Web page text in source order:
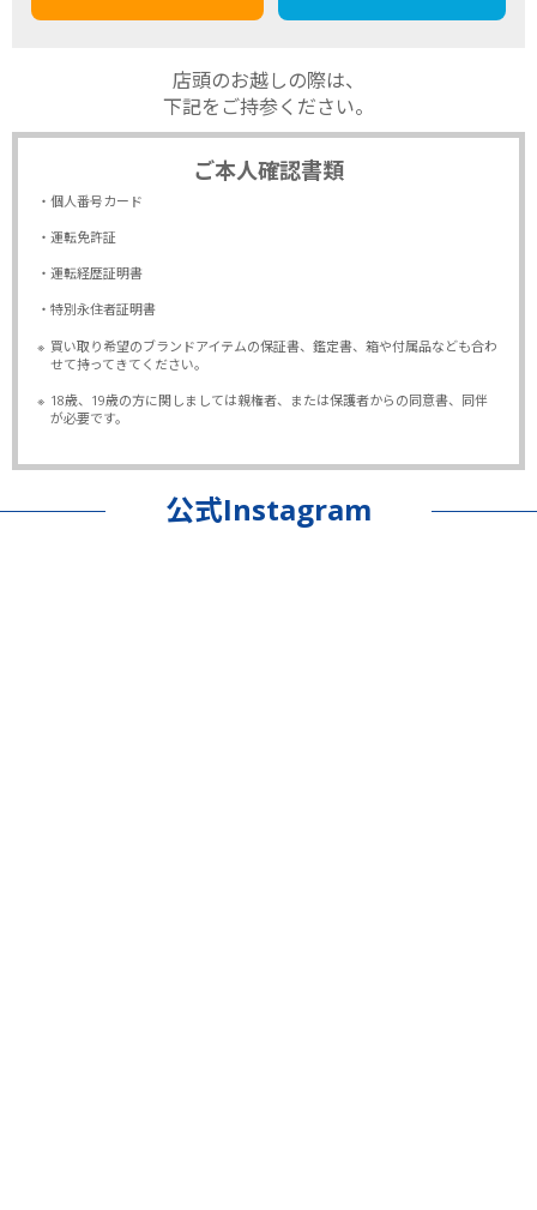
店頭のお越しの際は、
下記をご持参ください。
ご本人確認書類
・個人番号カード
・運転免許証
・運転経歴証明書
・特別永住者証明書
※ 買い取り希望のブランドアイテムの保証書、鑑定書、箱や付属品なども合わ
せて持ってきてください。
※ 18歳、19歳の方に関しましては親権者、または保護者からの同意書、同伴
が必要です。
公式Instagram